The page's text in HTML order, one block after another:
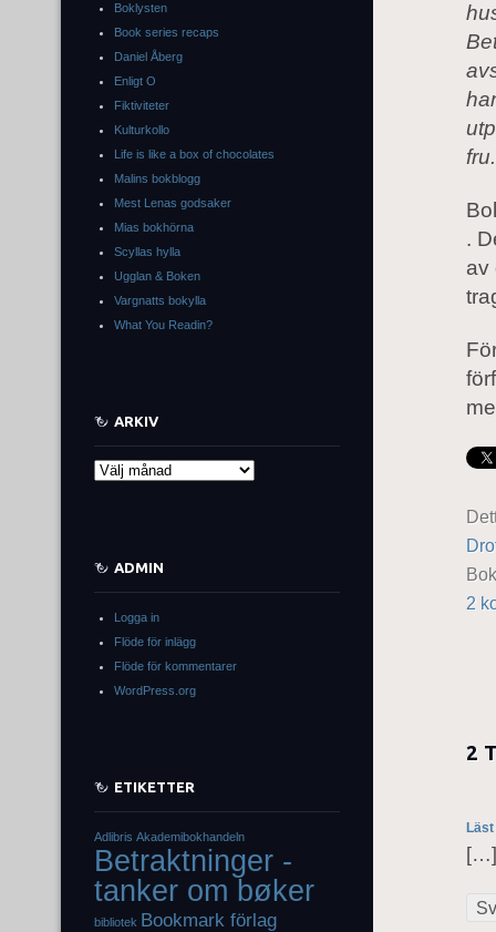
.
av
2
2
[…]
Boklysten
Book series recaps
Daniel Åberg
Enligt O
Fiktiviteter
Kulturkollo
Life is like a box of chocolates
Malins bokblogg
Mest Lenas godsaker
Mias bokhörna
Scyllas hylla
Ugglan & Boken
Vargnatts bokylla
What You Readin?
ARKIV
Arkiv
ADMIN
Logga in
Flöde för inlägg
Flöde för kommentarer
WordPress.org
ETIKETTER
Adlibris Akademibokhandeln
Betraktninger -
tanker om bøker
bibliotek Bookmark förlag